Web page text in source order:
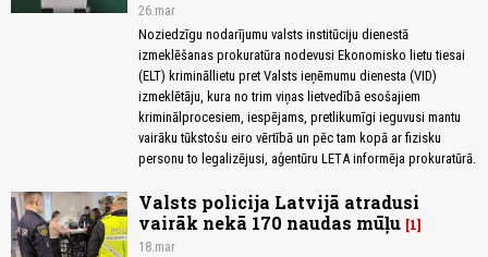
26.mar
Noziedzīgu nodarījumu valsts institūciju dienestā
izmeklēšanas prokuratūra nodevusi Ekonomisko lietu tiesai
(ELT) krimināllietu pret Valsts ieņēmumu dienesta (VID)
izmeklētāju, kura no trim viņas lietvedībā esošajiem
kriminālprocesiem, iespējams, pretlikumīgi ieguvusi mantu
vairāku tūkstošu eiro vērtībā un pēc tam kopā ar fizisku
personu to legalizējusi, aģentūru LETA informēja prokuratūrā.
Valsts policija Latvijā atradusi
vairāk nekā 170 naudas mūļu 1
18.mar